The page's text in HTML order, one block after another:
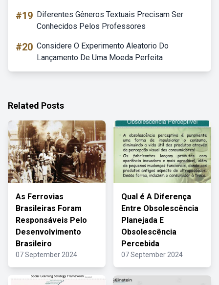
#19 Diferentes Gêneros Textuais Precisam Ser
Conhecidos Pelos Professores
#20 Considere O Experimento Aleatorio Do
Lançamento De Uma Moeda Perfeita
Related Posts
As Ferrovias
Brasileiras Foram
Responsáveis Pelo
Desenvolvimento
Brasileiro
07 September 2024
Qual é A Diferença
Entre Obsolescência
Planejada E
Obsolescência
Percebida
07 September 2024